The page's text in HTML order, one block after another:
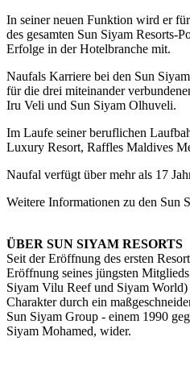
In seiner neuen Funktion wird er
des gesamten Sun Siyam Resorts-
Erfolge in der Hotelbranche mit.
Naufals Karriere bei den Sun
für die drei miteinander
Iru Veli und Sun Siyam Olhuveli.
Im Laufe seiner beruflichen
Luxury Resort, Raffles Maldives
Naufal verfügt über mehr als 17
Weitere Informationen zu den Sun
ÜBER SUN SIYAM RESORTS
Seit der Eröffnung des ersten
Eröffnung seines jüngsten
Siyam Vilu Reef und Siyam World)
Charakter durch ein
Sun Siyam Group - einem 1990
Siyam Mohamed, wider.